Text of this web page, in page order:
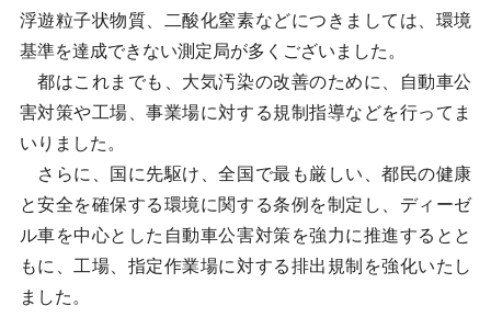
浮遊粒子状物質、二酸化窒素などにつきましては、環境
基準を達成できない測定局が多くございました。
都はこれまでも、大気汚染の改善のために、自動車公
害対策や工場、事業場に対する規制指導などを行ってま
いりました。
さらに、国に先駆け、全国で最も厳しい、都民の健康
と安全を確保する環境に関する条例を制定し、ディーゼ
ル車を中心とした自動車公害対策を強力に推進するとと
もに、工場、指定作業場に対する排出規制を強化いたし
ました。